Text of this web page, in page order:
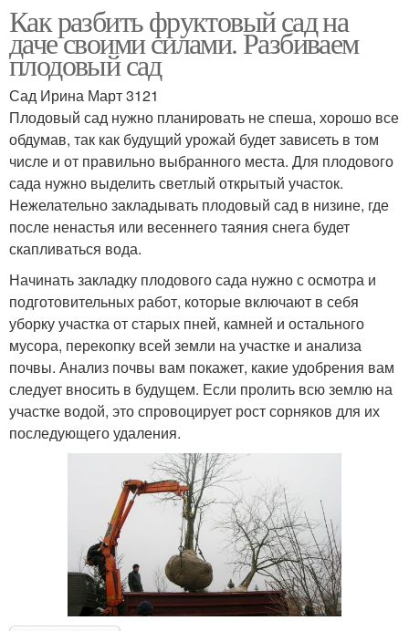
Как разбить фруктовый сад на
даче своими силами. Разбиваем
плодовый сад
Сад Ирина Март 3121
Плодовый сад нужно планировать не спеша, хорошо все
обдумав, так как будущий урожай будет зависеть в том
числе и от правильно выбранного места. Для плодового
сада нужно выделить светлый открытый участок.
Нежелательно закладывать плодовый сад в низине, где
после ненастья или весеннего таяния снега будет
скапливаться вода.
Начинать закладку плодового сада нужно с осмотра и
подготовительных работ, которые включают в себя
уборку участка от старых пней, камней и остального
мусора, перекопку всей земли на участке и анализа
почвы. Анализ почвы вам покажет, какие удобрения вам
следует вносить в будущем. Если пролить всю землю на
участке водой, это спровоцирует рост сорняков для их
последующего удаления.